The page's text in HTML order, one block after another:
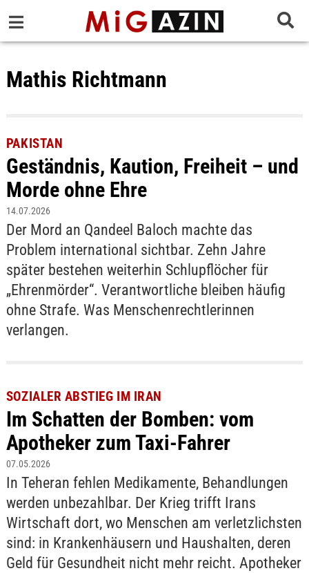
Mathis Richtmann
PAKISTAN
Geständnis, Kaution, Freiheit – und
Morde ohne Ehre
14.07.2026
Der Mord an Qandeel Baloch machte das
Problem international sichtbar. Zehn Jahre
später bestehen weiterhin Schlupflöcher für
„Ehrenmörder“. Verantwortliche bleiben häufig
ohne Strafe. Was Menschenrechtlerinnen
verlangen.
SOZIALER ABSTIEG IM IRAN
Im Schatten der Bomben: vom
Apotheker zum Taxi-Fahrer
07.05.2026
In Teheran fehlen Medikamente, Behandlungen
werden unbezahlbar. Der Krieg trifft Irans
Wirtschaft dort, wo Menschen am verletzlichsten
sind: in Krankenhäusern und Haushalten, deren
Geld für Gesundheit nicht mehr reicht. Apotheker